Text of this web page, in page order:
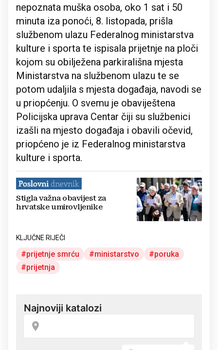
nepoznata muška osoba, oko 1 sat i 50
minuta iza ponoći, 8. listopada, prišla
službenom ulazu Federalnog ministarstva
kulture i sporta te ispisala prijetnje na ploči
kojom su obilježena parkirališna mjesta
Ministarstva na službenom ulazu te se
potom udaljila s mjesta događaja, navodi se
u priopćenju. O svemu je obaviještena
Policijska uprava Centar čiji su službenici
izašli na mjesto događaja i obavili očevid,
priopćeno je iz Federalnog ministarstva
kulture i sporta.
Stigla važna obavijest za
hrvatske umirovljenike
KLJUČNE RIJEČI
prijetnje smrću ministarstvo
poruka
prijetnja